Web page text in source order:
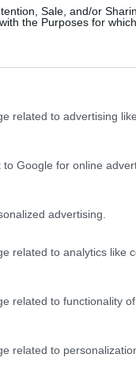
Sale, and/or
the Purposes for
related to advertising
Google for online
advertising.
related to analytics like
related to functionality
related to
que já
e o uso excessivo da
emocional. Nesse
ativa da comunidade
políticos. Na manhã
uma operação do ICE
de protestos.
do local, desarmada